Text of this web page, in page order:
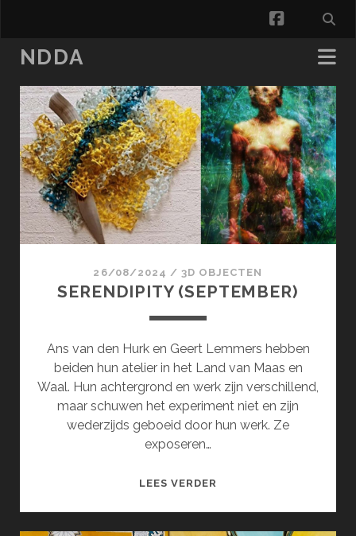
facebook
NDDA
NDDA
Posts
26/08/2024 /3D OBJECTEN
SERENDIPITY (SEPTEMBER)
Ans van den Hurk en Geert Lemmers hebben
beiden hun atelier in het Land van Maas en
Waal. Hun achtergrond en werk zijn verschillend,
maar schuwen het experiment niet en zijn
wederzijds geboeid door hun werk. Ze
exposeren…
LEES VERDER